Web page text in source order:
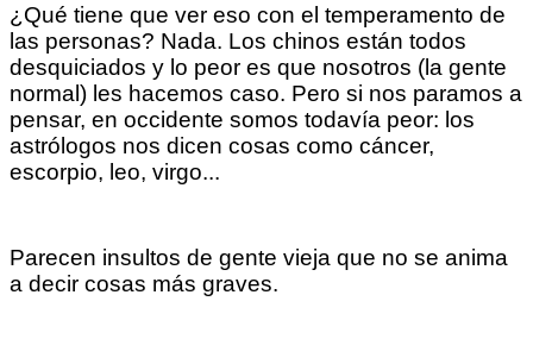
¿Qué tiene que ver eso con el temperamento de
las personas? Nada. Los chinos están todos
desquiciados y lo peor es que nosotros (la gente
normal) les hacemos caso. Pero si nos paramos a
pensar, en occidente somos todavía peor: los
astrólogos nos dicen cosas como cáncer,
escorpio, leo, virgo...
Parecen insultos de gente vieja que no se anima
a decir cosas más graves.